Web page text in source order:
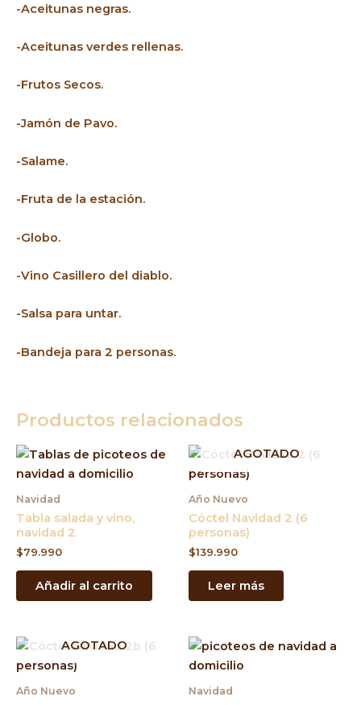
-Aceitunas negras.
-Aceitunas verdes rellenas.
-Frutos Secos.
-Jamón de Pavo.
-Salame.
-Fruta de la estación.
-Globo.
-Vino Casillero del diablo.
-Salsa para untar.
-Bandeja para 2 personas.
Productos relacionados
Navidad
Tabla salada y vino,
navidad 2
$79.990
Añadir al carrito
AGOTADO
Año Nuevo
Cóctel Navidad 2 (6
personas)
$139.990
Leer más
AGOTADO
Año Nuevo Navidad